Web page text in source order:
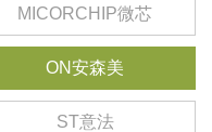
MICORCHIP微芯
ON安森美
ST意法